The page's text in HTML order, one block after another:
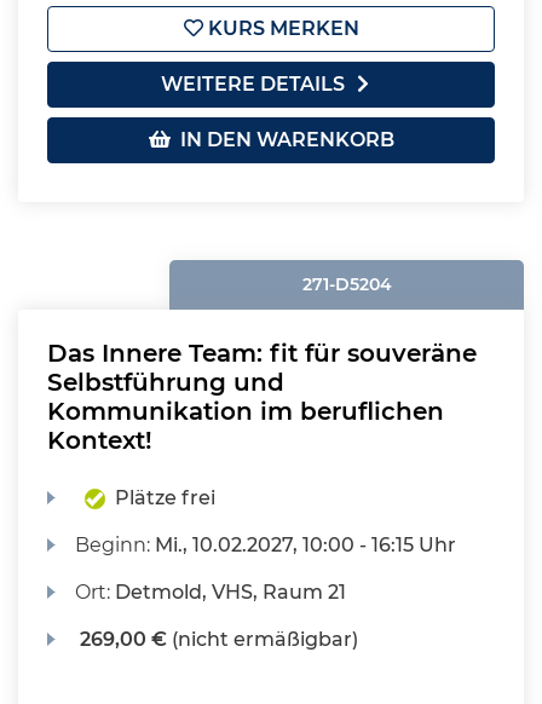
KURS MERKEN
WEITERE DETAILS
IN DEN WARENKORB
271-D5204
Das Innere Team: fit für souveräne
Selbstführung und
Kommunikation im beruflichen
Kontext!
Plätze frei
Beginn: Mi., 10.02.2027, 10:00 - 16:15 Uhr
Ort: Detmold, VHS, Raum 21
269,00 € (nicht ermäßigbar)